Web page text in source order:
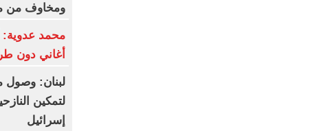
ومخاوف من
محمد
أغاني دون
لبنان: وصول
لتمكين
إسرائيل